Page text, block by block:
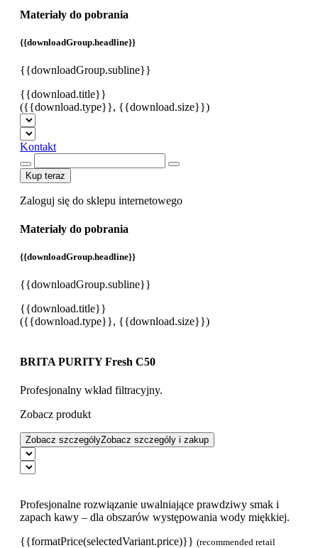
Materiały do pobrania
{{downloadGroup.headline}}
{{downloadGroup.subline}}
{{download.title}}
({{download.type}}, {{download.size}})
Kontakt
Kup teraz
Zaloguj się do sklepu internetowego
Materiały do pobrania
{{downloadGroup.headline}}
{{downloadGroup.subline}}
{{download.title}}
({{download.type}}, {{download.size}})
BRITA PURITY Fresh C50
Profesjonalny wkład filtracyjny.
Zobacz produkt
Zobacz szczególyZobacz szczególy i zakup
Profesjonalne rozwiązanie uwalniające prawdziwy smak i
zapach kawy – dla obszarów występowania wody miękkiej.
{{formatPrice(selectedVariant.price)}} (recommended retail